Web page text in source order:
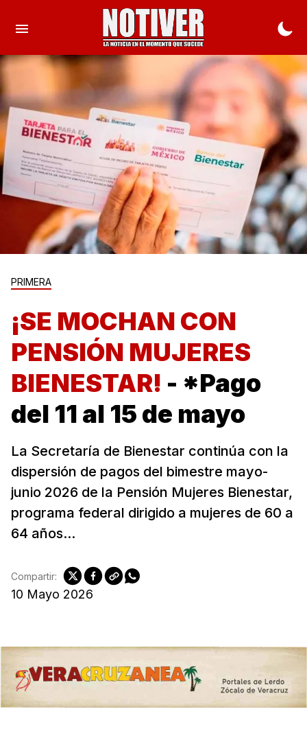
PRIMERA
¡SE MOCHAN CON
PENSIÓN MUJERES
BIENESTAR! - *Pago
del 11 al 15 de mayo
La Secretaría de Bienestar continúa con la
dispersión de pagos del bimestre mayo-
junio 2026 de la Pensión Mujeres Bienestar,
programa federal dirigido a mujeres de 60 a
64 años...
10 Mayo 2026
Compartir: